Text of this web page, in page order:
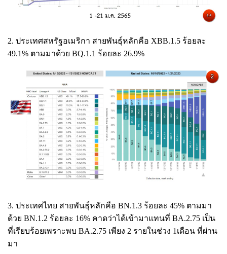
2. ประเทศสหรัฐอเมริกา สายพันธุ์หลักคือ XBB.1.5 ร้อยละ
49.1% ตามมาด้วย BQ.1.1 ร้อยละ 26.9%
3. ประเทศไทย สายพันธุ์หลักคือ BN.1.3 ร้อยละ 45% ตามมา
ด้วย BN.1.2 ร้อยละ 16% คาดว่าได้เข้ามาแทนที่ BA.2.75 เป็น
ที่เรียบร้อยเพราะพบ BA.2.75 เพียง 2 รายในช่วง 1เดือน ที่ผ่าน
มา